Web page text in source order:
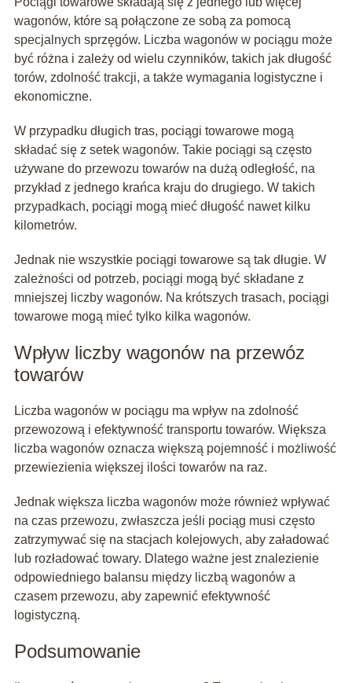
wagonów, które są połączone ze sobą za pomocą
specjalnych sprzęgów. Liczba wagonów w pociągu może
być różna i zależy od wielu czynników, takich jak długość
torów, zdolność trakcji, a także wymagania logistyczne i
ekonomiczne.
W przypadku długich tras, pociągi towarowe mogą
składać się z setek wagonów. Takie pociągi są często
używane do przewozu towarów na dużą odległość, na
przykład z jednego krańca kraju do drugiego. W takich
przypadkach, pociągi mogą mieć długość nawet kilku
kilometrów.
Jednak nie wszystkie pociągi towarowe są tak długie. W
zależności od potrzeb, pociągi mogą być składane z
mniejszej liczby wagonów. Na krótszych trasach, pociągi
towarowe mogą mieć tylko kilka wagonów.
Wpływ liczby wagonów na przewóz
towarów
Liczba wagonów w pociągu ma wpływ na zdolność
przewozową i efektywność transportu towarów. Większa
liczba wagonów oznacza większą pojemność i możliwość
przewiezienia większej ilości towarów na raz.
Jednak większa liczba wagonów może również wpływać
na czas przewozu, zwłaszcza jeśli pociąg musi często
zatrzymywać się na stacjach kolejowych, aby załadować
lub rozładować towary. Dlatego ważne jest znalezienie
odpowiedniego balansu między liczbą wagonów a
czasem przewozu, aby zapewnić efektywność
logistyczną.
Podsumowanie